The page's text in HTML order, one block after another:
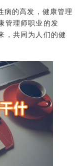
病的高发，健康管理
管理师职业的发
，共同为人们的健